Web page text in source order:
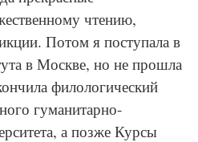
чтению,
Потом я поступала в
в Москве, но не прошла
филологический
гуманитарно-
а позже Курсы